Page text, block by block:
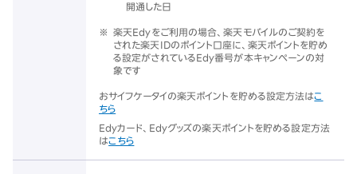
開通した日
※
楽天Edyをご利用の場合、楽天モバイルのご契約を
された楽天IDのポイント口座に、楽天ポイントを貯め
る設定がされているEdy番号が本キャンペーンの対
象です
おサイフケータイの楽天ポイントを貯める設定方法はこ
ちら
Edyカード、Edyグッズの楽天ポイントを貯める設定方法
はこちら